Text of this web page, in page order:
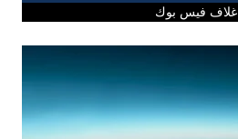
غلاف فيس بوك